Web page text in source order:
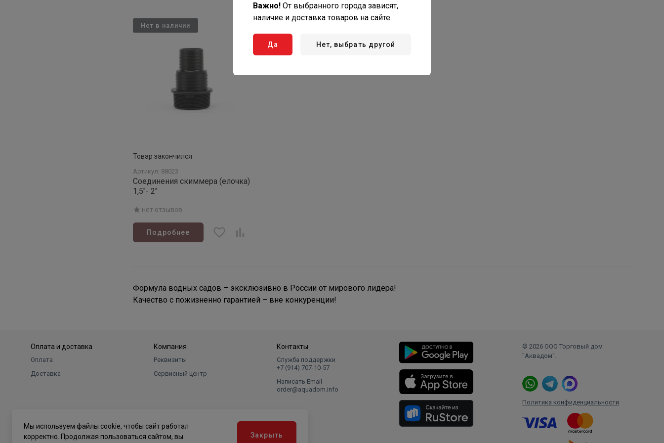
Товар закончился
Артикул: 88023
Соединения скиммера (елочка)
1,5"- 2"
нет отзывов
Подробнее
Нет в наличии
Формула водных садов – эксклюзивно в России от мирового лидера!
Качество с пожизненно гарантией – вне конкуренции!
Оплата и доставка
Оплата
Доставка
Компания
Реквизиты
Сервисный центр
Контакты
Служба поддержки
+7 (914) 707‑10‑57
Написать Email
order@aquadom.info
© 2026 ООО Торговый дом
"Аквадом".
.
Политика конфиденциальности
Важно! От выбранного города зависят,
наличие и доставка товаров на сайте.
Да Нет, выбрать другой
Мы используем файлы cookie, чтобы сайт работал
корректно. Продолжая пользоваться сайтом, вы
Закрыть